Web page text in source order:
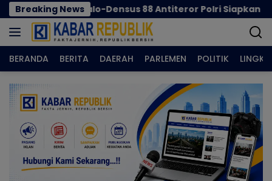
Langsung
ke
konten
Breaking NewsDensus 88 Antiteror Polri Siapkan Tim Terpadu
BERANDA BERITA DAERAH PARLEMEN POLITIK